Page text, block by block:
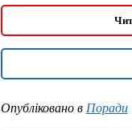
Опубліковано в Поради